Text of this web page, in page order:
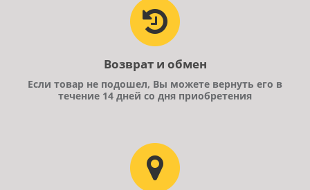
Возврат и обмен
Если товар не подошел, Вы можете вернуть его в
течение 14 дней со дня приобретения